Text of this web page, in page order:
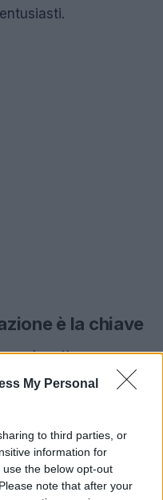
My Personal
to third parties, or
information for
the below opt-out
note that after your
è la chiave
che ottenere
Una gestione
di crescita
del mercato
a lungo termine.
opzioni di